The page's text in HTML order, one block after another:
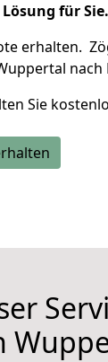
für Sie.
erhalten.
nach
Sie